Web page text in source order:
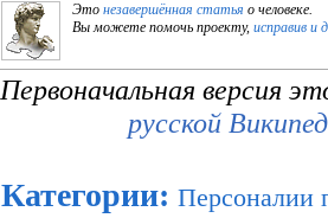
Это незавершённая статья о человеке.
Вы можете помочь проекту, исправив и
Первоначальная версия
русской
Категории: Персоналии